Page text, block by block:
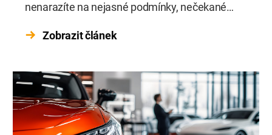
nenarazíte na nejasné podmínky, nečekané
sebou. Jak se vyhnout nepříjemným
budete spokojeni od začátku do konce?
Bezpečný pronájem auta krok […]
Zobrazit článek